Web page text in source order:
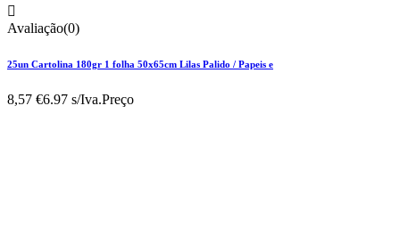

Avaliação(0)
25un Cartolina 180gr 1 folha 50x65cm Lilas Palido / Papeis e
8,57 €6.97 s/Iva.Preço